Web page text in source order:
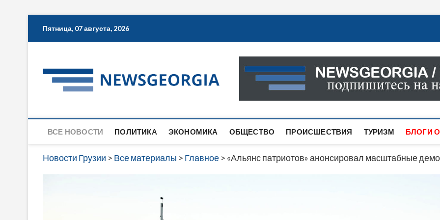
Пятница, 07 августа, 2026
Новости Грузии
САМАЯ АКТУАЛЬНАЯ ИНФОРМАЦИЯ О СОБЫТИЯХ
САЙТЕ ВЫ НАЙДЕТЕ НОВОСТИ ПОЛИТИКИ,
ВСЕ НОВОСТИ ПОЛИТИКА ЭКОНОМИКА ОБЩЕСТВО ПРОИСШЕСТВИЯ ТУРИЗМ БЛОГИ
Новости Грузии > Все материалы > Главное > «Альянс патриотов» анонсировал масштабные